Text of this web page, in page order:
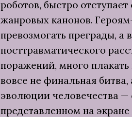
роботов, быстро
жанровых канонов.
превозмогать преграды, а
посттравматического
поражений, много плакать
вовсе не финальная
эволюции человечества
представленном на